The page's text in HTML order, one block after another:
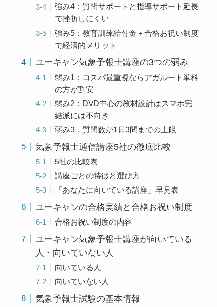
強み4：質問サポートと指導サポート延長
で挫折しにくい
強み5：教育訓練給付金＋合格お祝い制度
で経済的メリット
ユーキャン気象予報士講座の3つの弱み
弱み1：コスパ最重視ならアガルート単科
の方が割安
弱み2：DVD中心の教材設計はスマホ完
結派には不向き
弱み3：質問数が1日3問までの上限
気象予報士通信講座5社の徹底比較
5社の比較表
講座ごとの特徴と選び方
「あなたに向いている講座」早見表
ユーキャンの合格実績と合格お祝い制度
合格お祝い制度の内容
ユーキャン気象予報士講座が向いている
人・向いていない人
向いている人
向いていない人
気象予報士試験の基本情報